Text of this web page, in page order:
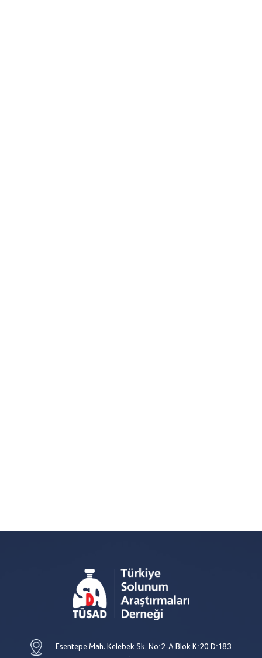
Esentepe Mah. Kelebek Sk. No:2-A Blok K:20 D:183